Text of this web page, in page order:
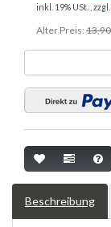
inkl. 19% USt. , zzgl.
Alter Preis:
Beschreibung